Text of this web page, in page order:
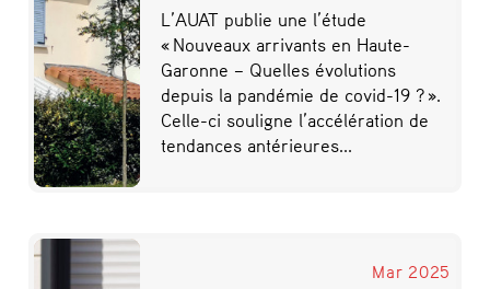
L’AUAT publie une l’étude
« Nouveaux arrivants en Haute-
Garonne – Quelles évolutions
depuis la pandémie de covid-19 ? ».
Celle-ci souligne l’accélération de
tendances antérieures...
Mar 2025